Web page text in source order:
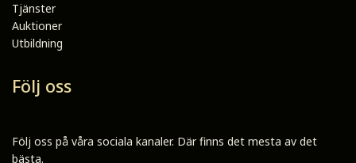
Tjänster
Auktioner
Utbildning
Följ oss
Följ oss på våra sociala kanaler. Där finns det mesta av det
bästa.